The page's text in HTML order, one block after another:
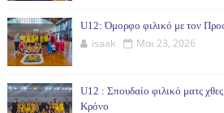
U12: Όμορφο φιλικό με τον
isaak Μαι 23, 2026
U12 : Σπουδαίο φιλικό ματς
Κρόνο